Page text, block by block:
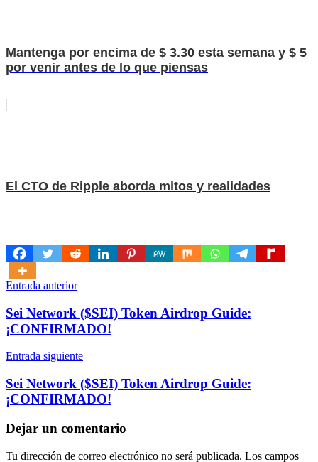
Mantenga por encima de $ 3.30 esta semana y $ 5
por venir antes de lo que piensas
El CTO de Ripple aborda mitos y realidades
Navegación
de
entradas
Entrada anterior
Sei Network ($SEI) Token Airdrop Guide:
¡CONFIRMADO!
Entrada siguiente
Sei Network ($SEI) Token Airdrop Guide:
¡CONFIRMADO!
Dejar un comentario
Tu dirección de correo electrónico no será publicada. Los campos